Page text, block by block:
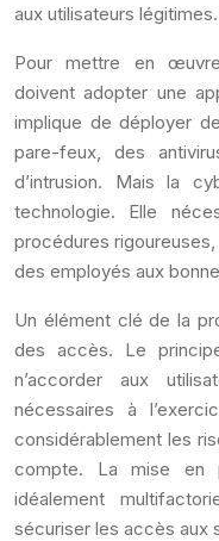
aux utilisateurs légitimes.
Pour mettre en
doivent adopter une
implique de déployer
pare-feux, des
d’intrusion. Mais la
technologie. Elle
procédures rigoureuses,
des employés aux
Un élément clé de la
des accès. Le
n’accorder aux
nécessaires à
considérablement les
compte. La mise en
idéalement
sécuriser les accès aux